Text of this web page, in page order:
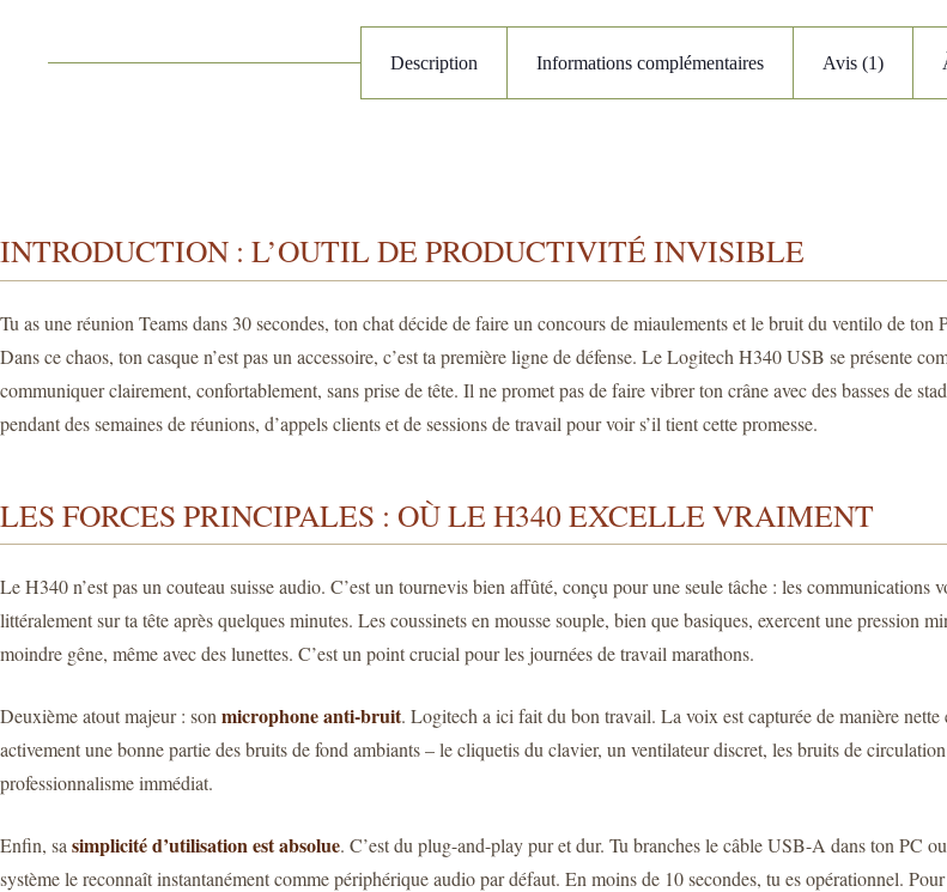
Description Informations complémentaires Avis (1)
INTRODUCTION : L’OUTIL DE PRODUCTIVITÉ INVISIBLE
Tu as une réunion Teams dans 30 secondes, ton chat décide de faire un concours de miaulements et le bruit du ventilo de
Dans ce chaos, ton casque n’est pas un accessoire, c’est ta première ligne de défense. Le Logitech H340 USB se présente
communiquer clairement, confortablement, sans prise de tête. Il ne promet pas de faire vibrer ton crâne avec des basses de
pendant des semaines de réunions, d’appels clients et de sessions de travail pour voir s’il tient cette promesse.
LES FORCES PRINCIPALES : OÙ LE H340 EXCELLE VRAIMENT
Le H340 n’est pas un couteau suisse audio. C’est un tournevis bien affûté, conçu pour une seule tâche : les communications
littéralement sur ta tête après quelques minutes. Les coussinets en mousse souple, bien que basiques, exercent une pression
moindre gêne, même avec des lunettes. C’est un point crucial pour les journées de travail marathons.
Deuxième atout majeur : son microphone anti-bruit. Logitech a ici fait du bon travail. La voix est capturée de manière
activement une bonne partie des bruits de fond ambiants – le cliquetis du clavier, un ventilateur discret, les bruits de
professionnalisme immédiat.
Enfin, sa simplicité d’utilisation est absolue. C’est du plug-and-play pur et dur. Tu branches le câble USB-A dans ton PC
système le reconnaît instantanément comme périphérique audio par défaut. En moins de 10 secondes, tu es opérationnel.